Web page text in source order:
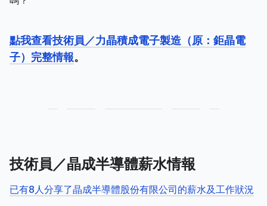
點我查看技術員／力晶積成電子製造（原：鉅晶電
子）完整情報。
技術員／晶成半導體薪水情報
已有8人分享了晶成半導體股份有限公司的薪水及工作狀況